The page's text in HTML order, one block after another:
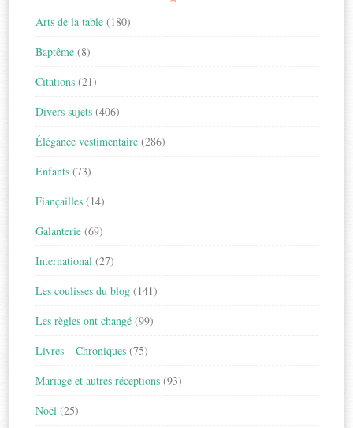
Arts de la table (180)
Baptême (8)
Citations (21)
Divers sujets (406)
Élégance vestimentaire (286)
Enfants (73)
Fiançailles (14)
Galanterie (69)
International (27)
Les coulisses du blog (141)
Les règles ont changé (99)
Livres – Chroniques (75)
Mariage et autres réceptions (93)
Noël (25)